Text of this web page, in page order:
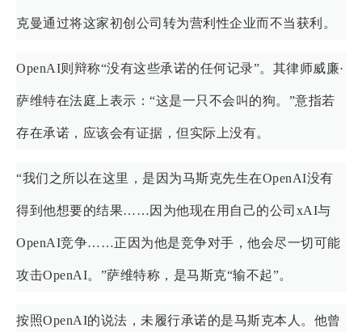
克曼通过将这家初创公司转为营利性企业而不当获利。
OpenAI则辩称“没有这些承诺的任何记录”。其律师威廉·
萨维特在法庭上表示：“这是一只不会叫的狗。”意指若
存在承诺，应该会有证据，但实际上没有。
“我们之所以在这里，是因为马斯克先生在OpenAI没有
得到他想要的结果……因为他现在用自己的公司xAI与
OpenAI竞争……正因为他是竞争对手，他会尽一切可能
攻击OpenAI。”萨维特称，是马斯克“输不起”。
按照OpenAI的说法，未履行承诺的是马斯克本人。他曾